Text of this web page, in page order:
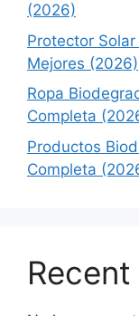
(2026)
Protector
Mejores (2026)
Ropa
Completa
Productos
Completa